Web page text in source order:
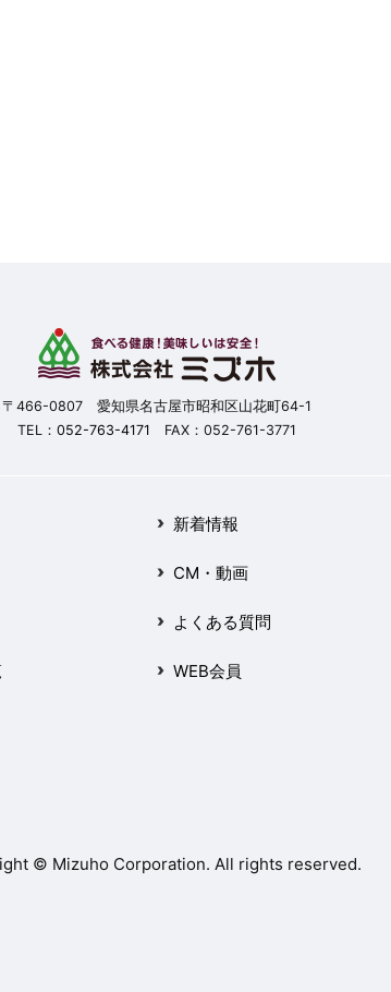
〒466-0807 愛知県名古屋市昭和区山花町64-1
TEL： 052-763-4171 FAX：052-761-3771
新着情報
CM・動画
よくある質問
WEB会員
© Mizuho Corporation. All rights reserved.